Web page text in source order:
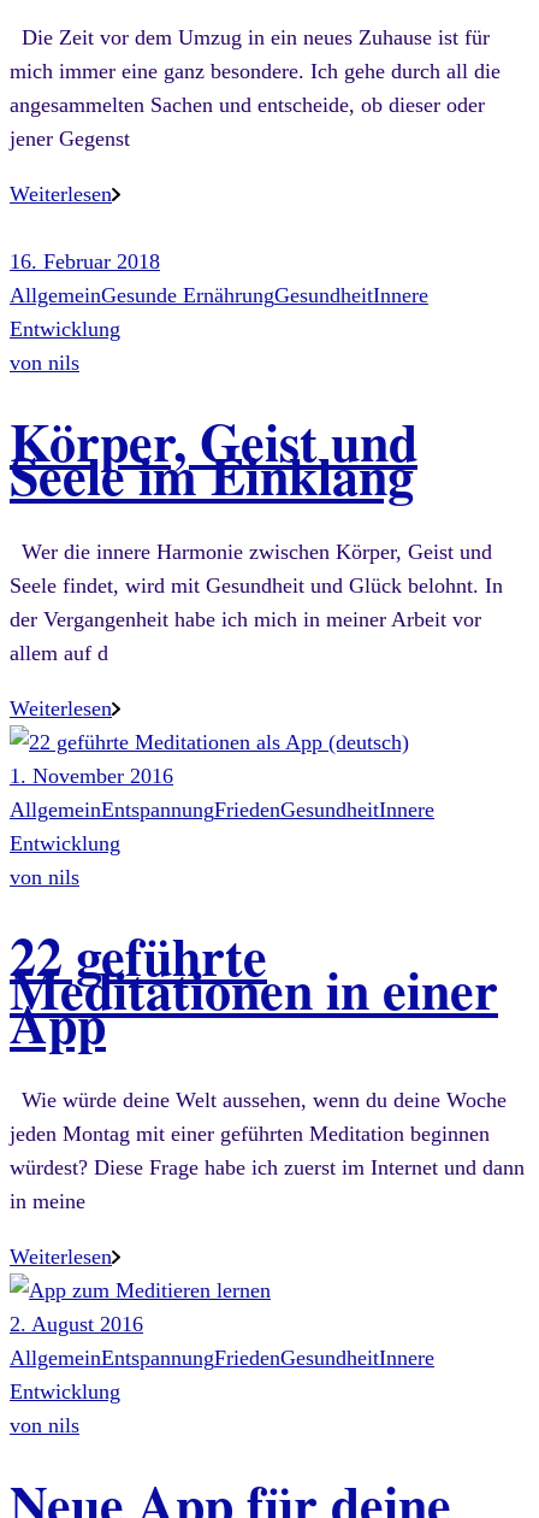
Die Zeit vor dem Umzug in ein neues Zuhause ist für
mich immer eine ganz besondere. Ich gehe durch all die
angesammelten Sachen und entscheide, ob dieser oder
jener Gegenst
Weiterlesen
16. Februar 2018
AllgemeinGesunde ErnährungGesundheitInnere
Entwicklung
von nils
Körper, Geist und
Seele im Einklang
Wer die innere Harmonie zwischen Körper, Geist und
Seele findet, wird mit Gesundheit und Glück belohnt. In
der Vergangenheit habe ich mich in meiner Arbeit vor
allem auf d
Weiterlesen
1. November 2016
AllgemeinEntspannungFriedenGesundheitInnere
Entwicklung
von nils
22 geführte
Meditationen in einer
App
Wie würde deine Welt aussehen, wenn du deine Woche
jeden Montag mit einer geführten Meditation beginnen
würdest? Diese Frage habe ich zuerst im Internet und dann
in meine
Weiterlesen
2. August 2016
AllgemeinEntspannungFriedenGesundheitInnere
Entwicklung
von nils